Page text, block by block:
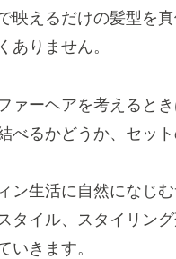
映えるだけの髪型を
ありません。
ァーヘアを考えると
べるかどうか、セッ
ン生活に自然になじ
タイル、スタイリン
いきます。